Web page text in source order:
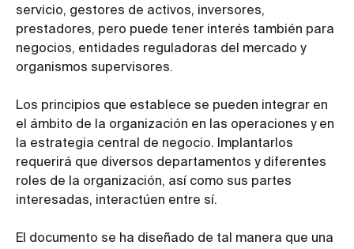
servicio, gestores de activos, inversores,
prestadores, pero puede tener interés también para
negocios, entidades reguladoras del mercado y
organismos supervisores.
Los principios que establece se pueden integrar en
el ámbito de la organización en las operaciones y en
la estrategia central de negocio. Implantarlos
requerirá que diversos departamentos y diferentes
roles de la organización, así como sus partes
interesadas, interactúen entre sí.
El documento se ha diseñado de tal manera que una